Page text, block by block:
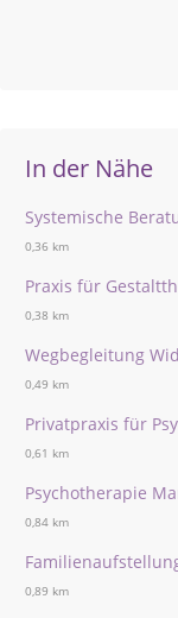
In der Nähe
Systemische
0,36 km
Praxis für
0,38 km
Wegbegleitung
0,49 km
Privatpraxis für
0,61 km
Psychotherapie
0,84 km
0,89 km